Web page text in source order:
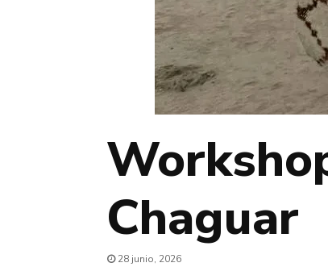
Chaguar
28 junio, 2026